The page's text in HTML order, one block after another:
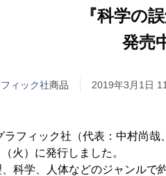
『科学の
発売
ィック社商品 2019年3月1日
ラフィック社（代表：中村尚
火）に発行しました。
科学、人体などのジャンルで